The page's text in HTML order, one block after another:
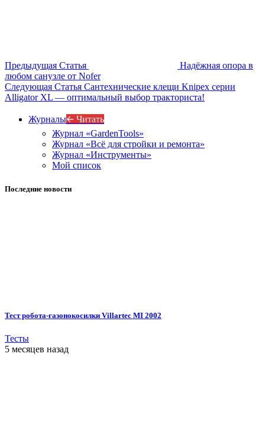
Предыдущая Статья
Надёжная опора в
любом санузле от Nofer
Следующая Статья Сантехнические клещи Knipex серии
Alligator XL — оптимальный выбор тракториста!
Журналы🡨 Читать
Журнал «GardenTools»
Журнал «Всё для стройки и ремонта»
Журнал «Инструменты»
Мой список
Последние новости
Тест робота-газонокосилки Villartec MI 2002
Тесты
5 месяцев назад